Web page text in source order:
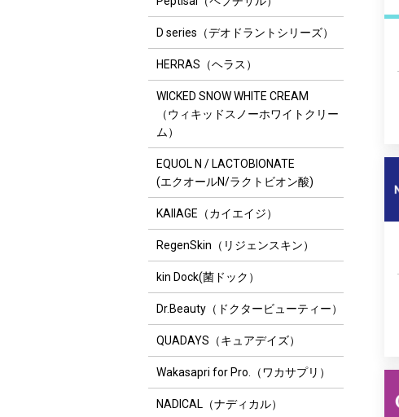
D series（デオドラントシリーズ）
HERRAS（ヘラス）
WICKED SNOW WHITE CREAM
（ウィキッドスノーホワイトクリー
ム）
EQUOL N / LACTOBIONATE
(エクオールN/ラクトビオン酸)
KAIIAGE（カイエイジ）
RegenSkin（リジェンスキン）
kin Dock(菌ドック）
Dr.Beauty（ドクタービューティー）
QUADAYS（キュアデイズ）
Wakasapri for Pro.（ワカサプリ）
NADICAL（ナディカル）